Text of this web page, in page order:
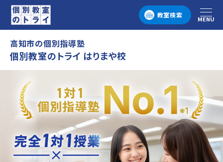
教室検索
メニュー
MENU
高知市の個別指導塾
個別教室のトライ はりまや校